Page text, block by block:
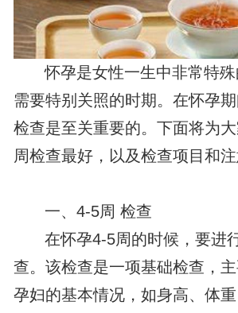
怀孕是女性一生中非常特
需要特别关照的时期。在怀孕
检查是至关重要的。下面将为
周检查最好，以及检查项目和注
一、4-5周 检查
在怀孕4-5周的时候，要进
查。该检查是一项基础检查，
孕妇的基本情况，如身高、体